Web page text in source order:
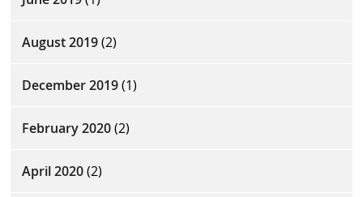
August 2019(2)
December 2019(1)
February 2020(2)
April 2020(2)